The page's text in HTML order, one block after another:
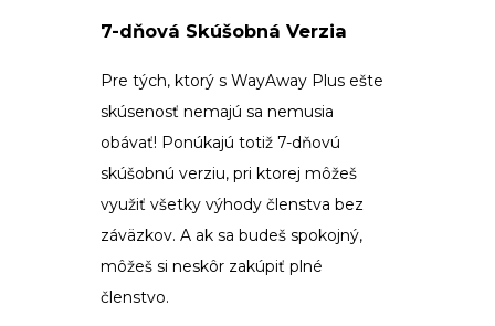
7-dňová Skúšobná Verzia
Pre tých, ktorý s WayAway Plus ešte
skúsenosť nemajú sa nemusia
obávať! Ponúkajú totiž 7-dňovú
skúšobnú verziu, pri ktorej môžeš
využiť všetky výhody členstva bez
záväzkov. A ak sa budeš spokojný,
môžeš si neskôr zakúpiť plné
členstvo.